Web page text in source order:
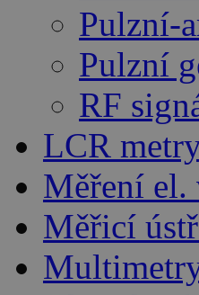
Pulzní-
Pulzní
RF
LCR
Měření el.
Měřicí